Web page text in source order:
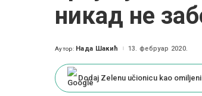
никад не
Posted
Аутор: Нада Шакић 13. фебруар 2020.
Dodaj Zelenu učionicu kao